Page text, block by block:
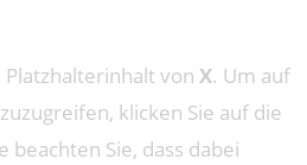
von X. Um auf
klicken Sie auf die
beachten Sie, dass dabei